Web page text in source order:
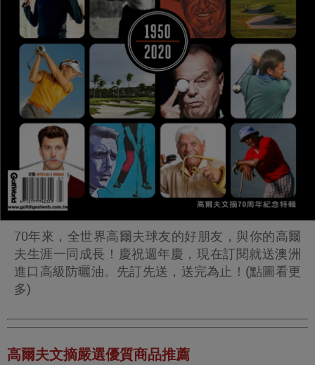
70年來，全世界高爾夫球友的好朋友，與你的高爾
夫生涯一同成長！慶祝週年慶，現在訂閱就送澳洲
進口高級防曬油。先訂先送，送完為止！(點圖看更
多)
高爾夫文摘嚴選優質商品推薦